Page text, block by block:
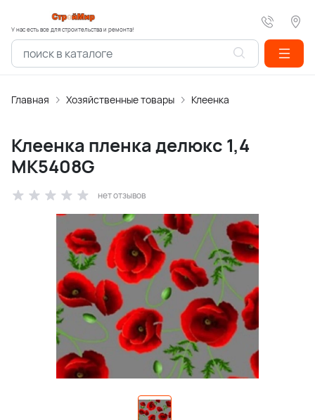
У нас есть все для строительства и ремонта!
Главная Хозяйственные товары Клеенка
Клеенка пленка делюкс 1,4
МК5408G
нет отзывов